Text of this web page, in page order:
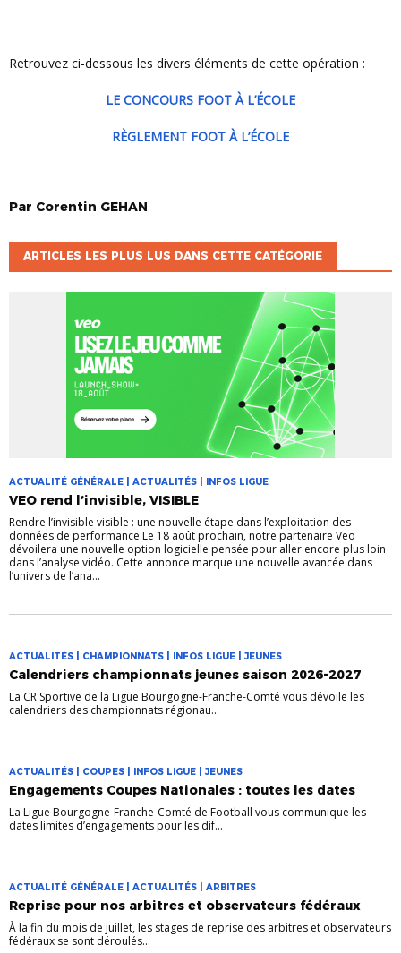
Retrouvez ci-dessous les divers éléments de cette opération :
LE CONCOURS FOOT À L’ÉCOLE
RÈGLEMENT FOOT À L’ÉCOLE
Par Corentin GEHAN
ARTICLES LES PLUS LUS DANS CETTE CATÉGORIE
ACTUALITÉ GÉNÉRALE | ACTUALITÉS | INFOS LIGUE
VEO rend l’invisible, VISIBLE
Rendre l’invisible visible : une nouvelle étape dans l’exploitation des
données de performance Le 18 août prochain, notre partenaire Veo
dévoilera une nouvelle option logicielle pensée pour aller encore plus loin
dans l’analyse vidéo. Cette annonce marque une nouvelle avancée dans
l’univers de l’ana...
ACTUALITÉS | CHAMPIONNATS | INFOS LIGUE | JEUNES
Calendriers championnats jeunes saison 2026-2027
La CR Sportive de la Ligue Bourgogne-Franche-Comté vous dévoile les
calendriers des championnats régionau...
ACTUALITÉS | COUPES | INFOS LIGUE | JEUNES
Engagements Coupes Nationales : toutes les dates
La Ligue Bourgogne-Franche-Comté de Football vous communique les
dates limites d’engagements pour les dif...
ACTUALITÉ GÉNÉRALE | ACTUALITÉS | ARBITRES
Reprise pour nos arbitres et observateurs fédéraux
À la fin du mois de juillet, les stages de reprise des arbitres et observateurs
fédéraux se sont déroulés...